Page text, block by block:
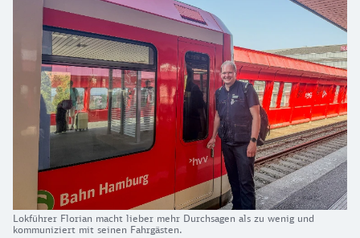
Lokführer Florian macht lieber mehr Durchsagen als zu wenig und
kommuniziert mit seinen Fahrgästen.